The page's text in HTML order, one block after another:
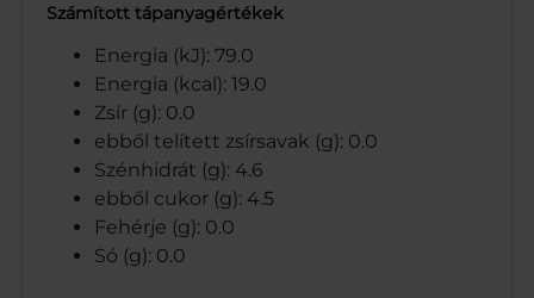
Számított tápanyagértékek
Energia (kJ): 79.0
Energia (kcal): 19.0
Zsír (g): 0.0
ebből telített zsírsavak (g): 0.0
Szénhidrát (g): 4.6
ebből cukor (g): 4.5
Fehérje (g): 0.0
Só (g): 0.0